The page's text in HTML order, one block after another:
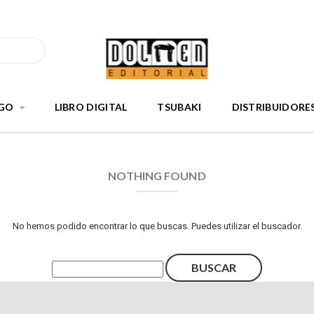
LIBRO DIGITAL TSUBAKI
NOTHING FOUND
No hemos podido encontrar lo que buscas. Puedes utilizar el buscador.
Buscar: